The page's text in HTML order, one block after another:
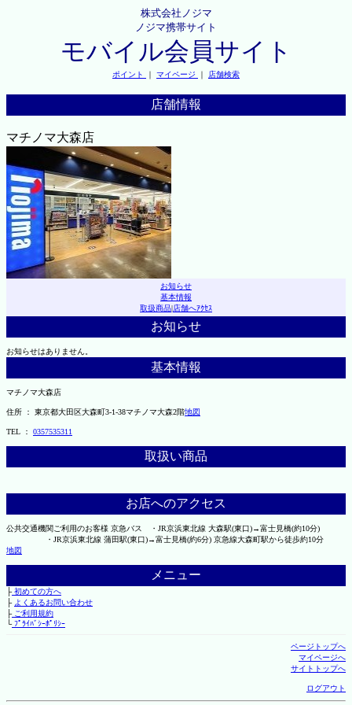
株式会社ノジマ
ノジマ携帯サイト
モバイル会員サイト
ポイント ｜ マイページ ｜ 店舗検索
店舗情報
マチノマ大森店
お知らせ
基本情報
取扱商品|店舗へｱｸｾｽ
お知らせ
お知らせはありません。
基本情報
マチノマ大森店
住所 ： 東京都大田区大森町3-1-38マチノマ大森2階地図
TEL ： 0357535311
取扱い商品
お店へのアクセス
公共交通機関ご利用のお客様 京急バス ・JR京浜東北線 大森駅(東口)→富士見橋(約10分)
・JR京浜東北線 蒲田駅(東口)→富士見橋(約6分) 京急線大森町駅から徒歩約10分
地図
メニュー
├初めての方へ
├ よくあるお問い合わせ
├ご利用規約
└ﾌﾟﾗｲﾊﾞｼｰﾎﾟﾘｼｰ
ページトップへ
マイページへ
サイトトップへ
ログアウト